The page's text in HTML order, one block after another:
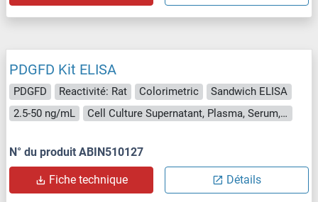
PDGFD Kit ELISA
PDGFD Reactivité: Rat Colorimetric
Sandwich ELISA
2.5-50 ng/mL
Cell Culture Supernatant, Plasma, Serum, Tissue Homogenate
N° du produit ABIN510127
Fiche technique Détails